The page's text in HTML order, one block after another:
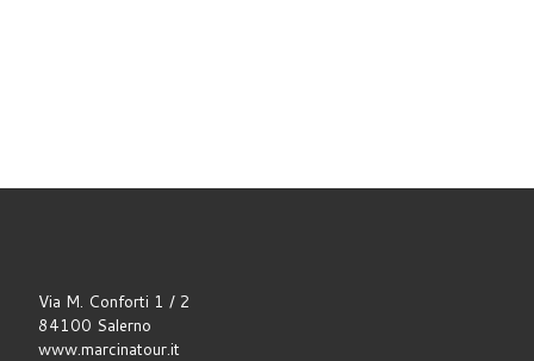
Via M. Conforti 1 / 2
84100 Salerno
www.marcinatour.it